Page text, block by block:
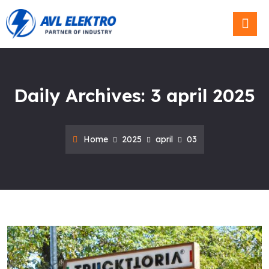
Daily Archives: 3 april 2025
Home 2025 april 03